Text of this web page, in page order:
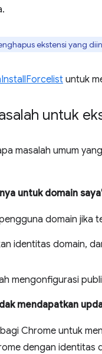
ekstensi yang
untuk
untuk
masalah umum
untuk domain
domain jika
identitas domain,
mengonfigurasi
mendapatkan
Chrome untuk
dengan identitas